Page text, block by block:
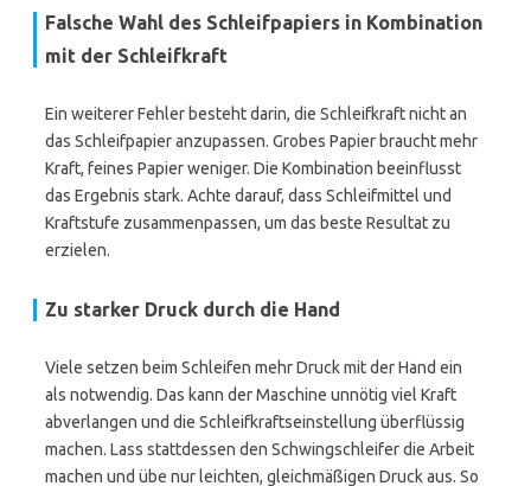
Falsche Wahl des Schleifpapiers in Kombination
mit der Schleifkraft
Ein weiterer Fehler besteht darin, die Schleifkraft nicht an
das Schleifpapier anzupassen. Grobes Papier braucht mehr
Kraft, feines Papier weniger. Die Kombination beeinflusst
das Ergebnis stark. Achte darauf, dass Schleifmittel und
Kraftstufe zusammenpassen, um das beste Resultat zu
erzielen.
Zu starker Druck durch die Hand
Viele setzen beim Schleifen mehr Druck mit der Hand ein
als notwendig. Das kann der Maschine unnötig viel Kraft
abverlangen und die Schleifkraftseinstellung überflüssig
machen. Lass stattdessen den Schwingschleifer die Arbeit
machen und übe nur leichten, gleichmäßigen Druck aus. So